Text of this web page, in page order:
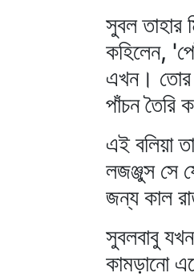
সুবল
কহিলেন,
এখন। তোর
পাঁচন তৈরি
এই বলিয়া
লজঞ্জুস সে
জন্য কাল
সুবলবাবু
কামড়ানো